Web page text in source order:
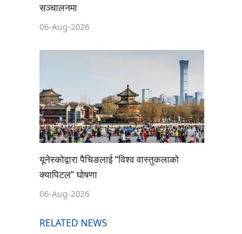
सञ्चालनमा
06-Aug-2026
यूनेस्कोद्वारा पैचिङलाई “विश्व वास्तुकलाको
क्यापिटल” घोषणा
06-Aug-2026
RELATED NEWS